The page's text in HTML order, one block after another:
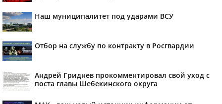
Наш муниципалитет под ударами ВСУ
Отбор на службу по контракту в Росгвардии
Андрей Гриднев прокомментировал свой уход с
поста главы Шебекинского округа